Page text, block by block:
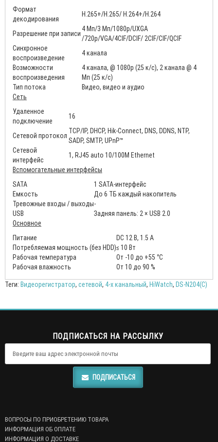
Формат
декодирования
H.265+/H.265/ H.264+/H.264
Разрешение при записи
4 Мп/3 Мп/1080p/UXGA
/720p/VGA/4CIF/DCIF/ 2CIF/CIF/QCIF
Синхронное
воспроизведение
4 канала
Возможности
воспроизведения
4 канала, @ 1080p (25 к/с), 2 канала @ 4
Мп (25 к/с)
Тип потока
Видео, видео и аудио
Сеть
Удаленное
подключение
16
Сетевой протокол
TCP/IP, DHCP, Hik-Connect, DNS, DDNS, NTP,
SADP, SMTP, UPnP™
Сетевой
интерфейс
1, RJ45 auto 10/100M Ethernet
Вспомогательные интерфейсы
SATA
1 SATA-интерфейс
Емкость
До 6 ТБ каждый накопитель
Тревожные входы / выходы-
USB
Задняя панель: 2 × USB 2.0
Основное
Питание
DC 12 В, 1.5 А
Потребляемая мощность (без HDD)≤ 10 Вт
Рабочая температура
От -10 до +55 °C
Рабочая влажность
От 10 до 90 %
Теги: Видеорегистратор, сетевой, 4-х канальный, HiWatch, DS-N204(C)
ПОДПИСАТЬСЯ НА РАССЫЛКУ
ПОДПИСАТЬСЯ
ВОПРОСЫ ПО ПРИОБРЕТЕНИЮ ТОВАРА
ИНФОРМАЦИЯ ОБ ОПЛАТЕ
ИНФОРМАЦИЯ О ДОСТАВКЕ